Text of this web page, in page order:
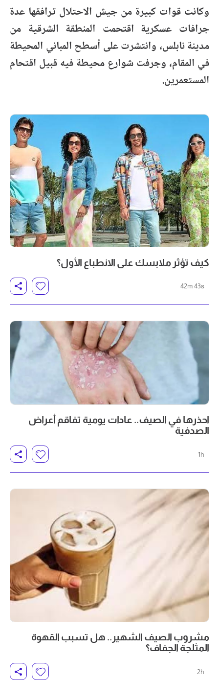
وكانت قوات كبيرة من جيش الاحتلال ترافقها عدة
جرافات عسكرية اقتحمت المنطقة الشرقية من
مدينة نابلس، وانتشرت على أسطح المباني المحيطة
في المقام، وجرفت شوارع محيطة فيه قبيل اقتحام
المستعمرين.
كيف تؤثر ملابسك على الانطباع الأول؟
42m 43s
احذرها في الصيف.. عادات يومية تفاقم أعراض
الصدفية
1h
مشروب الصيف الشهير.. هل تسبب القهوة
المثلجة الجفاف؟
2h